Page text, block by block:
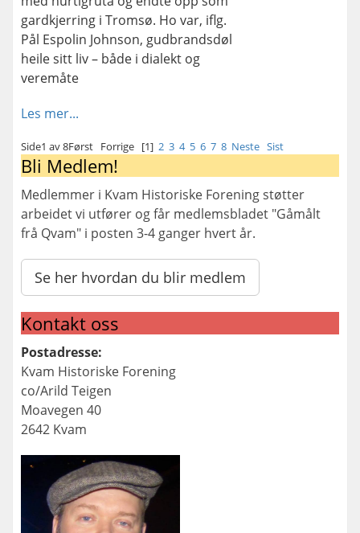
gardkjerring i Tromsø. Ho var, iflg.
Pål Espolin Johnson, gudbrandsdøl
heile sitt liv – både i dialekt og
veremåte
Les mer...
Side1 av 8Først Forrige [1] 2 3 4 5 6 7 8 Neste Sist
Bli Medlem!
Medlemmer i Kvam Historiske Forening støtter
arbeidet vi utfører og får medlemsbladet "Gåmålt
frå Qvam" i posten 3-4 ganger hvert år.
Se her hvordan du blir medlem
Kontakt oss
Postadresse:
Kvam Historiske Forening
co/Arild Teigen
Moavegen 40
2642 Kvam